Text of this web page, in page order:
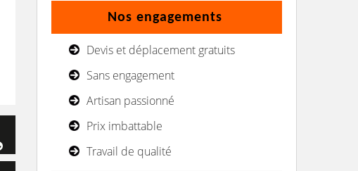
Nos engagements
Devis et déplacement gratuits
Sans engagement
Artisan passionné
Prix imbattable
Travail de qualité